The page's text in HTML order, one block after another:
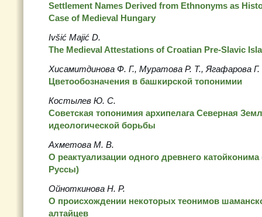
Settlement Names Derived from Ethnonyms as
Case of Medieval Hungary
Ivšić Majić D.
The Medieval Attestations of Croatian Pre-Slavic
Хисамитдинова Ф. Г., Муратова Р. Т., Ягафарова
Цветообозначения в башкирской топонимии
Костылев Ю. С.
Советская топонимия архипелага Северная
идеологической борьбы
Ахметова М. В.
О реактуализации одного древнего
Руссы)
Ойноткинова Н. Р.
О происхождении некоторых теонимов
алтайцев